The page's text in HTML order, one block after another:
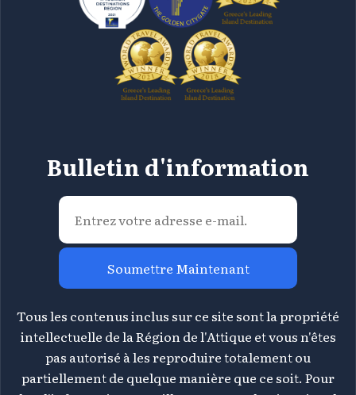
Bulletin d'information
Soumettre Maintenant
Tous les contenus inclus sur ce site sont la propriété
intellectuelle de la Région de l'Attique et vous n'êtes
pas autorisé à les reproduire totalement ou
partiellement de quelque manière que ce soit. Pour